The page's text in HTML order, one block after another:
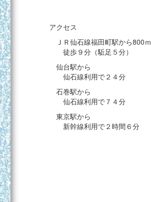
アクセス
ＪＲ仙石線福田町駅から800ｍ
徒歩９分（駈足５分）
仙台駅から
仙石線利用で２４分
石巻駅から
仙石線利用で７４分
東京駅から
新幹線利用で２時間６分